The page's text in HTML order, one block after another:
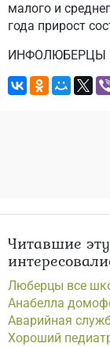
малого и
года прирост
ИНФОЛЮБЕРЦЫ
Читавшие
Люберцы все
Анабелла
Аварийная
Хороший